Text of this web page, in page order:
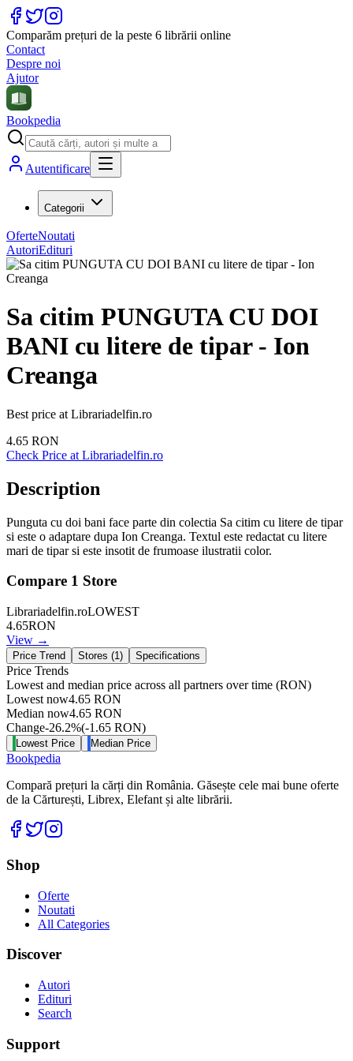
Comparăm prețuri de la peste 6 librării online
Contact
Despre noi
Ajutor
Bookpedia
Autentificare
Categorii
OferteNoutati
AutoriEdituri
Sa citim PUNGUTA CU DOI
BANI cu litere de tipar - Ion
Creanga
Best price at Librariadelfin.ro
4.65 RON
Check Price at Librariadelfin.ro
Description
Punguta cu doi bani face parte din colectia Sa citim cu litere de tipar
si este o adaptare dupa Ion Creanga. Textul este redactat cu litere
mari de tipar si este insotit de frumoase ilustratii color.
Compare 1 Store
Librariadelfin.roLOWEST
4.65RON
View →
Price Trend Stores (1) Specifications
Price Trends
Lowest and median price across all partners over time (RON)
Lowest now4.65 RON
Median now4.65 RON
Change-26.2%(-1.65 RON)
Lowest Price Median Price
Bookpedia
Compară prețuri la cărți din România. Găsește cele mai bune oferte
de la Cărturești, Librex, Elefant și alte librării.
Facebook
Twitter
Shop
Oferte
Noutati
All Categories
Discover
Autori
Edituri
Search
Support